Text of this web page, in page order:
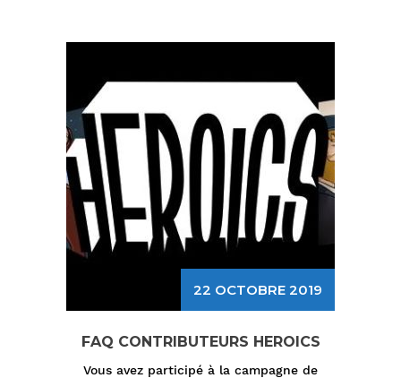
22 OCTOBRE 2019
FAQ CONTRIBUTEURS HEROICS
Vous avez participé à la campagne de